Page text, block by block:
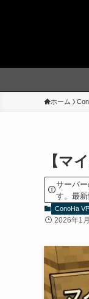
ホーム
【マ
サーバ
す。最新
ConoHa
2026年1